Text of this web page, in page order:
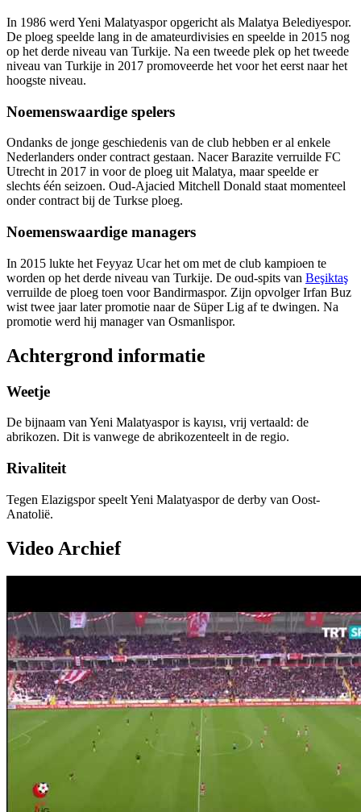
In 1986 werd Yeni Malatyaspor opgericht als Malatya Belediyespor.
De ploeg speelde lang in de amateurdivisies en speelde in 2015 nog
op het derde niveau van Turkije. Na een tweede plek op het tweede
niveau van Turkije in 2017 promoveerde het voor het eerst naar het
hoogste niveau.
Noemenswaardige spelers
Ondanks de jonge geschiedenis van de club hebben er al enkele
Nederlanders onder contract gestaan. Nacer Barazite verruilde FC
Utrecht in 2017 in voor de ploeg uit Malatya, maar speelde er
slechts één seizoen. Oud-Ajacied Mitchell Donald staat momenteel
onder contract bij de Turkse ploeg.
Noemenswaardige managers
In 2015 lukte het Feyyaz Ucar het om met de club kampioen te
worden op het derde niveau van Turkije. De oud-spits van Beşiktaş
verruilde de ploeg toen voor Bandirmaspor. Zijn opvolger Irfan Buz
wist twee jaar later promotie naar de Süper Lig af te dwingen. Na
promotie werd hij manager van Osmanlispor.
Achtergrond informatie
Weetje
De bijnaam van Yeni Malatyaspor is kayısı, vrij vertaald: de
abrikozen. Dit is vanwege de abrikozenteelt in de regio.
Rivaliteit
Tegen Elazigspor speelt Yeni Malatyaspor de derby van Oost-
Anatolië.
Video Archief